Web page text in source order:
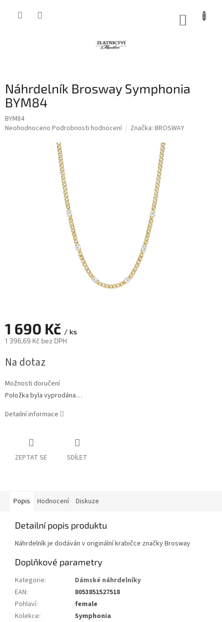
Náhrdelník Brosway Symphonia
BYM84
BYM84
Průměrné
Neohodnoceno Podrobnosti hodnocení Značka: BROSWAY
1 690 Kč / ks
1 396,69 Kč bez DPH
cena:
Na dotaz
Možnosti doručení
Položka byla vyprodána…
Detailní informace
ZEPTAT SE SDÍLET
Popis Hodnocení Diskuze
Detailní popis produktu
Náhrdelník je dodáván v originální krabičce značky Brosway
Doplňkové parametry
Kategorie:
Dámské náhrdelníky
EAN:
8053851527518
Pohlaví:
female
Kolekce:
Symphonia